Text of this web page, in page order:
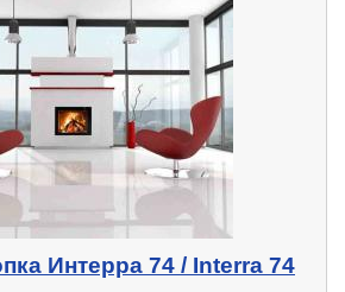
Интерра 74 / Interra 74